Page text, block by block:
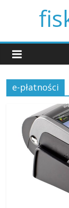
e-płatności